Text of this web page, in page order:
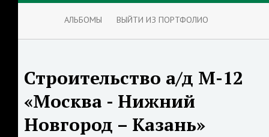
АЛЬБОМЫ ВЫЙТИ ИЗ ПОРТФОЛИО
Строительство а/д М-12
«Москва - Нижний
Новгород – Казань»